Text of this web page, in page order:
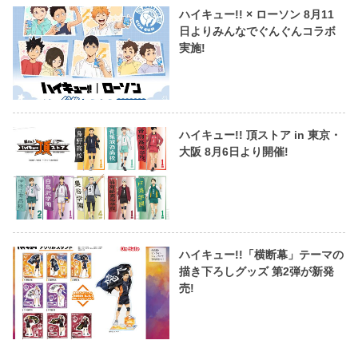
ハイキュー!! × ローソン 8月11
日よりみんなでぐんぐんコラボ
実施!
ハイキュー!! 頂ストア in 東京・
大阪 8月6日より開催!
ハイキュー!!「横断幕」テーマの
描き下ろしグッズ 第2弾が新発
売!